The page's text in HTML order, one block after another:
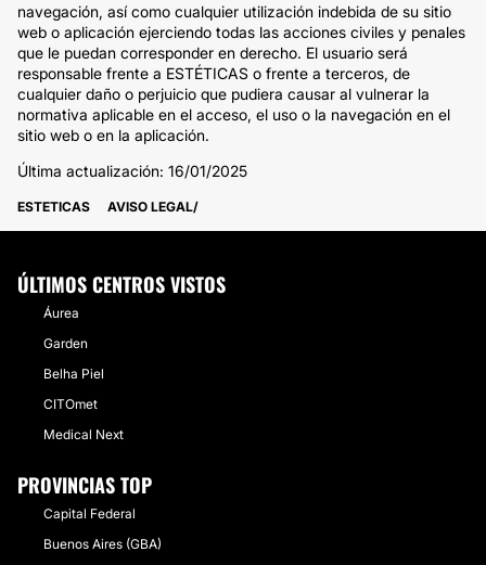
navegación, así como cualquier utilización indebida de su sitio
web o aplicación ejerciendo todas las acciones civiles y penales
que le puedan corresponder en derecho. El usuario será
responsable frente a ESTÉTICAS o frente a terceros, de
cualquier daño o perjuicio que pudiera causar al vulnerar la
normativa aplicable en el acceso, el uso o la navegación en el
sitio web o en la aplicación.
Última actualización: 16/01/2025
ESTETICAS AVISO LEGAL
ÚLTIMOS CENTROS VISTOS
Áurea
Garden
Belha Piel
CITOmet
Medical Next
PROVINCIAS TOP
Capital Federal
Buenos Aires (GBA)